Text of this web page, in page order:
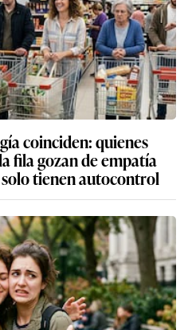
coinciden: quienes
fila gozan de empatía
tienen autocontrol